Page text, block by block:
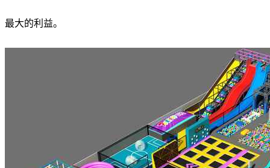
最大的利益。